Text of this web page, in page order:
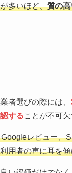
が多いほど、質の
業者選びの際には、
認することが不可欠
Googleレビュー、
利用者の声に耳を